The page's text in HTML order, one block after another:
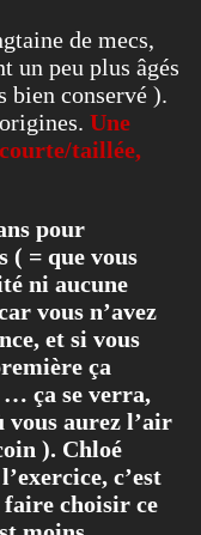
de mecs,
un peu plus âgés
bien conservé ).
Une
taillée,
pour
( = que vous
ni aucune
vous n’avez
et si vous
ça
… ça se verra,
vous aurez l’air
). Chloé
c’est
choisir ce